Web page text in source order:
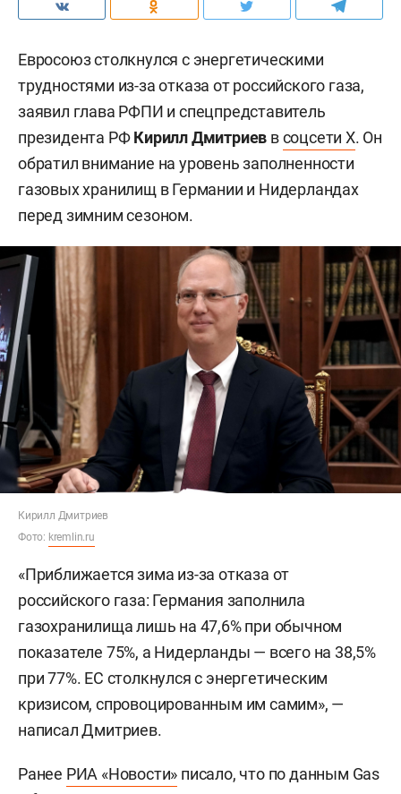
Евросоюз столкнулся с энергетическими
трудностями из-за отказа от российского газа,
заявил глава РФПИ и спецпредставитель
президента РФКирилл Дмитриев всоцсети X. Он
обратил внимание на уровень заполненности
газовых хранилищ в Германии и Нидерландах
перед зимним сезоном.
Кирилл Дмитриев
Фото: kremlin.ru
«Приближается зима из-за отказа от
российского газа: Германия заполнила
газохранилища лишь на 47,6% при обычном
показателе 75%, а Нидерланды — всего на 38,5%
при 77%. ЕС столкнулся с энергетическим
кризисом, спровоцированным им самим», —
написал Дмитриев.
Ранее РИА «Новости» писало, что по данным Gas